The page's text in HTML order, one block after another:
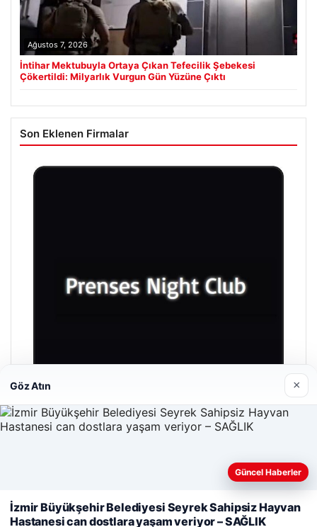
Ağustos 7, 2026
İntihar Mektubuyla Ortaya Çıkan Tefecilik Şebekesi
Çökertildi: Milyarlık Vurgun Gün Yüzüne Çıktı
Son Eklenen Firmalar
Web sitemizi nasıl kullandığınızı daha iyi anlayabilmek,
kullanıyoruz.Çerez Politikamız
Göz Atın ×
Güncel Haberler
İzmir Büyükşehir Belediyesi Seyrek Sahipsiz Hayvan
Hastanesi can dostlara yaşam veriyor – SAĞLIK